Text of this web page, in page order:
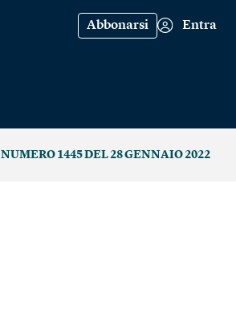
Abbonarsi Entra
NUMERO 1445 DEL 28 GENNAIO 2022